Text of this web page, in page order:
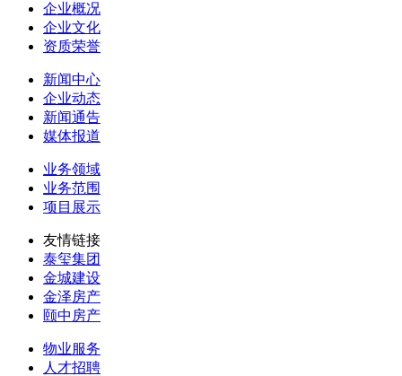
企业概况
企业文化
资质荣誉
新闻中心
企业动态
新闻通告
媒体报道
业务领域
业务范围
项目展示
友情链接
泰玺集团
金城建设
金泽房产
颐中房产
物业服务
人才招聘